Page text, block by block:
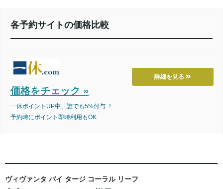
各予約サイトの価格比較
詳細を見る
価格をチェック »
一休ポイントUP中、誰でも5%付与 ！
予約時にポイント即時利用もOK
ヴィヴァンタ バイ タージ コーラル リーフ